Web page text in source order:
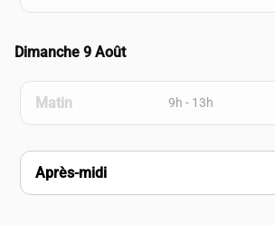
Dimanche 9 Août
Matin 9h - 13h
Après-midi